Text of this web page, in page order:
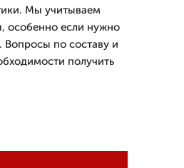
Мы учитываем
особенно если нужно
Вопросы по составу и
получить